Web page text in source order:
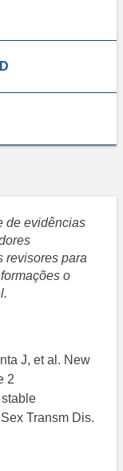
de evidências
revisores para
o
J, et al. New
2
Transm Dis.